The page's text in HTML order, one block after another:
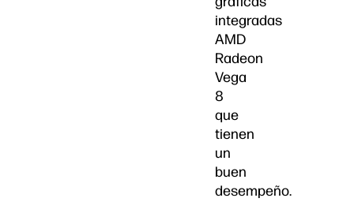
integradas
AMD
Radeon
Vega
8
que
tienen
un
buen
desempeño.